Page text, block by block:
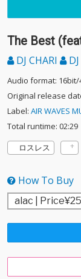
The Best
DJ CHARI DJ
Audio format: 16bit/
Original release
Label: AIR WAVES
Total runtime: 02:29
ロスレス
How To Buy